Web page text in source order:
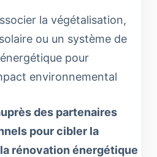
la végétalisation,
ou un système de
pour
environnemental
des partenaires
pour cibler la
rénovation énergétique